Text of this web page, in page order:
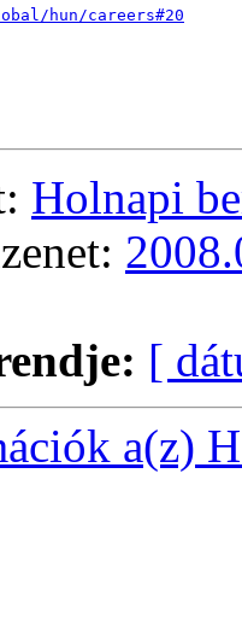
hun/careers#20
Holnapi
[
a(z)